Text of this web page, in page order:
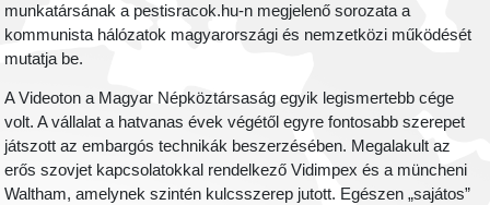
munkatársának a pestisracok.hu-n megjelenő sorozata a
kommunista hálózatok magyarországi és nemzetközi működését
mutatja be.
A Videoton a Magyar Népköztársaság egyik legismertebb cége
volt. A vállalat a hatvanas évek végétől egyre fontosabb szerepet
játszott az embargós technikák beszerzésében. Megalakult az
erős szovjet kapcsolatokkal rendelkező Vidimpex és a müncheni
Waltham, amelynek szintén kulcsszerep jutott. Egészen „sajátos”